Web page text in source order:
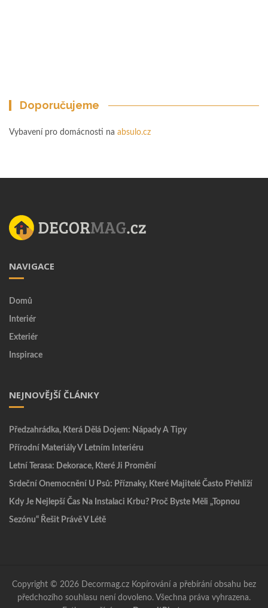
Doporučujeme
Vybavení pro domácnosti na absulo.cz
NAVIGACE
Domů
Interiér
Exteriér
Inspirace
NEJNOVĚJŠÍ ČLÁNKY
Předzahrádka, Která Dělá Dojem: Nápady A Tipy
Přírodní Materiály V Letním Interiéru
Letní Terasa: Dekorace, Které Ji Promění
Srdeční Onemocnění U Psů: Příznaky, Které Majitelé Často Přehlíží
Kdy Je Nejlepší Čas Na Instalaci Krbu? Proč Byste Měli „topnou
Sezónu“ Řešit Právě V Létě
Copyright © 2026 Decormag.cz Kopírování a přebírání obsahu bez
předchozího souhlasu není dovoleno. Všechna práva vyhrazena.